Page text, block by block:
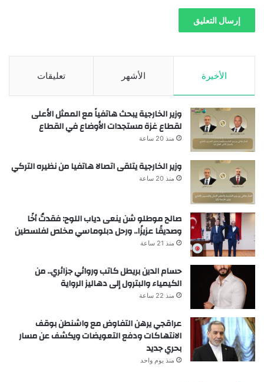
الأخيرة الأشهر تعليقات
وزير الخارجية يبحث هاتفياً مع الممثل الأعلى
لقطاع غزة مستجدات الأوضاع في القطاع
منذ 20 ساعة
وزير الخارجية يتلقى اتصالا هاتفيا من نظيره التركي
منذ 20 ساعة
صالح موطلو شن ينعى دياب اللوح: فقدتُ أخًا
وصديقًا عزيزًا.. ورحل دبلوماسي مخلص لفلسطين
منذ 21 ساعة
حسام الدين بريطل كاتب وروائي جزائري.. من
الكيمياء والبترول إلى دهاليز الرواية
منذ 22 ساعة
عراقجي يرهن التفاوض مع واشنطن بوقف
الانتهاكات ودفع التعويضات ويكشف عن مسار
بحري جديد
منذ يوم واحد